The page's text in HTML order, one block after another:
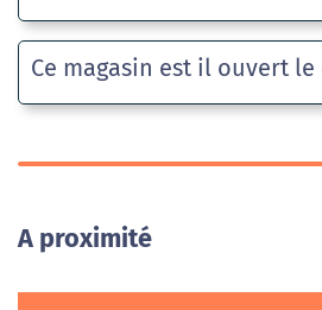
Ce magasin est il ouvert
A proximité